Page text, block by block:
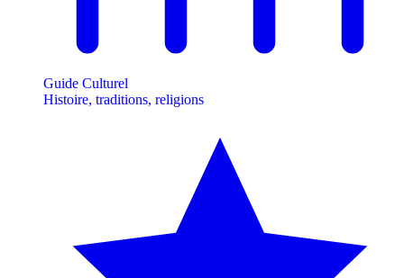
Guide Culturel
Histoire, traditions, religions